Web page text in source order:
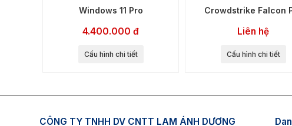
Windows 11 Pro
4.400.000 đ
Cấu hình chi tiết
Crowdstrike Falcon
Liên hệ
Cấu hình chi tiết
CÔNG TY TNHH DV CNTT LAM ÁNH DƯƠNG